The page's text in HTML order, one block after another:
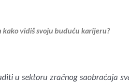
kako vidiš svoju buduću karijeru?
u sektoru zračnog saobraćaja